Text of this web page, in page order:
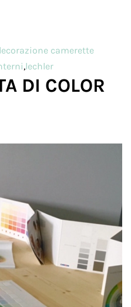
camerette
,lechler
DI COLOR